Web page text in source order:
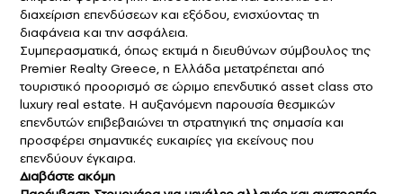
διαχείριση επενδύσεων και εξόδου, ενισχύοντας τη
διαφάνεια και την ασφάλεια.
Συμπερασματικά, όπως εκτιμά η διευθύνων σύμβουλος της
Premier Realty Greece, η Ελλάδα μετατρέπεται από
τουριστικό προορισμό σε ώριμο επενδυτικό asset class στο
luxury real estate. Η αυξανόμενη παρουσία θεσμικών
επενδυτών επιβεβαιώνει τη στρατηγική της σημασία και
προσφέρει σημαντικές ευκαιρίες για εκείνους που
επενδύουν έγκαιρα.
Διαβάστε ακόμη